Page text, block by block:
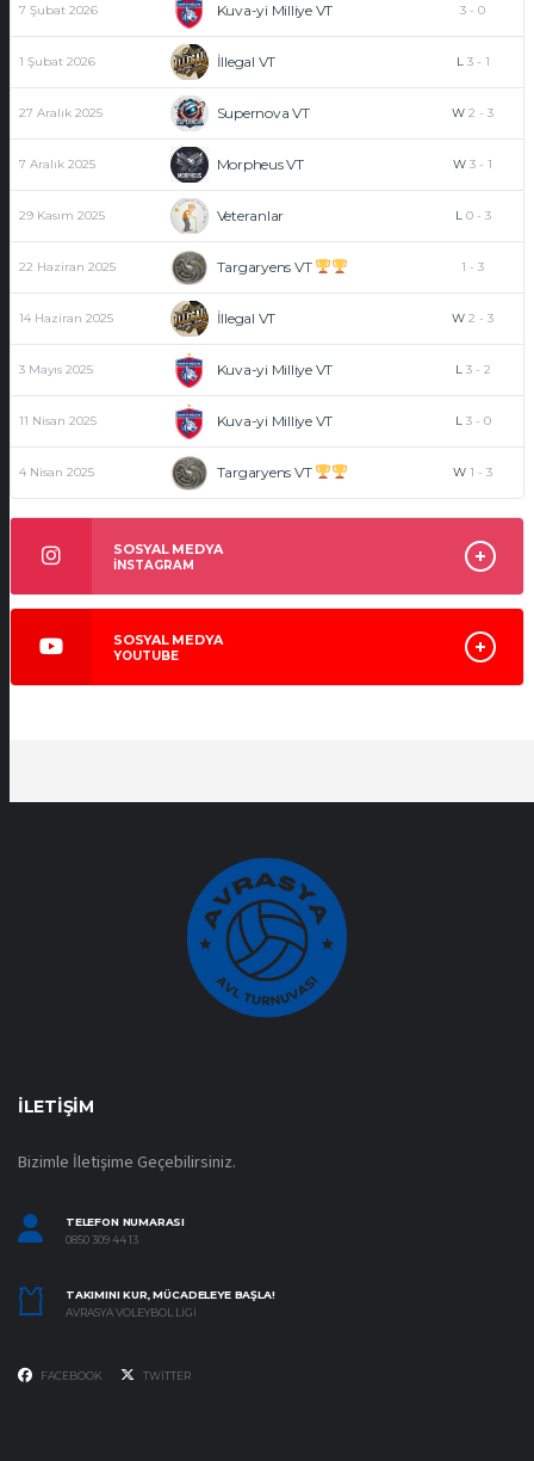
7 Şubat 2026 Kuva-yi Milliye VT 3 - 0
1 Şubat 2026 İllegal VT L 3- 1
27 Aralık 2025 Supernova VT W 2 - 3
7 Aralık 2025 Morpheus VT W 3 - 1
29 Kasım 2025 Veteranlar L 0- 3
22 Haziran 2025 Targaryens VT 1 - 3
14 Haziran 2025 İllegal VT W 2 - 3
3 Mayıs 2025 Kuva-yi Milliye VT L 3- 2
11 Nisan 2025 Kuva-yi Milliye VT L 3- 0
4 Nisan 2025 Targaryens VT W 1 - 3
SOSYAL MEDYA
İNSTAGRAM
SOSYAL MEDYA
YOUTUBE
İLETIŞIM
Bizimle İletişime Geçebilirsiniz.
TELEFON NUMARASI
0850 309 44 13
TAKIMINI KUR, MÜCADELEYE BAŞLA!
AVRASYA VOLEYBOL LIGI
FACEBOOK TWITTER